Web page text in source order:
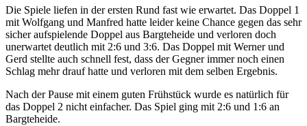
Die Spiele liefen in der ersten Rund fast wie erwartet. Das Doppel 1
mit Wolfgang und Manfred hatte leider keine Chance gegen das sehr
sicher aufspielende Doppel aus Bargteheide und verloren doch
unerwartet deutlich mit 2:6 und 3:6. Das Doppel mit Werner und
Gerd stellte auch schnell fest, dass der Gegner immer noch einen
Schlag mehr drauf hatte und verloren mit dem selben Ergebnis.
Nach der Pause mit einem guten Frühstück wurde es natürlich für
das Doppel 2 nicht einfacher. Das Spiel ging mit 2:6 und 1:6 an
Bargteheide.